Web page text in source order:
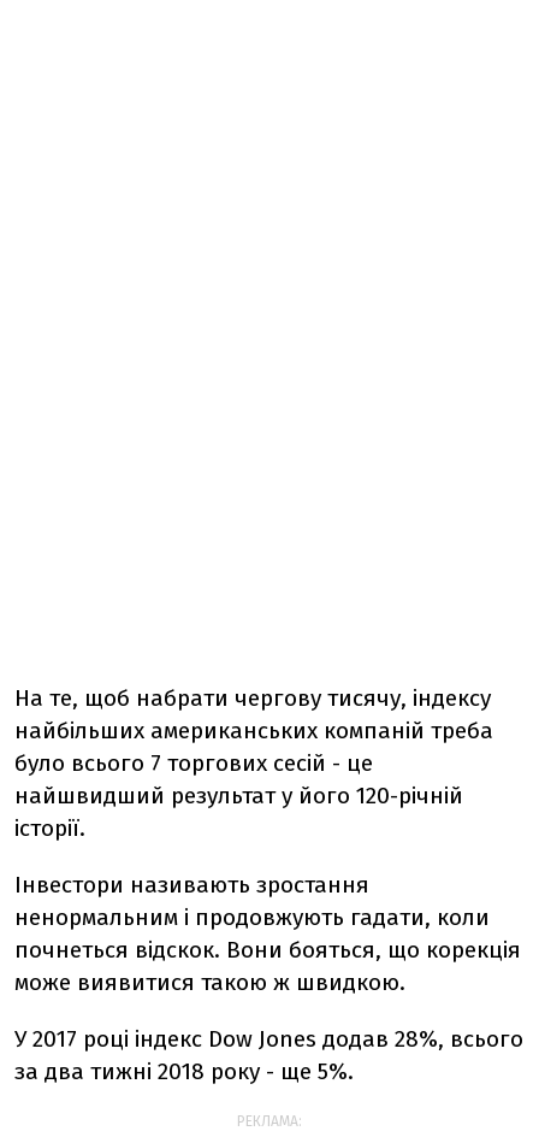
На те, щоб набрати чергову тисячу, індексу
найбільших американських компаній треба
було всього 7 торгових сесій - це
найшвидший результат у його 120-річній
історії.
Інвестори називають зростання
ненормальним і продовжують гадати, коли
почнеться відскок. Вони бояться, що корекція
може виявитися такою ж швидкою.
У 2017 році індекс Dow Jones додав 28%, всього
за два тижні 2018 року - ще 5%.
РЕКЛАМА: